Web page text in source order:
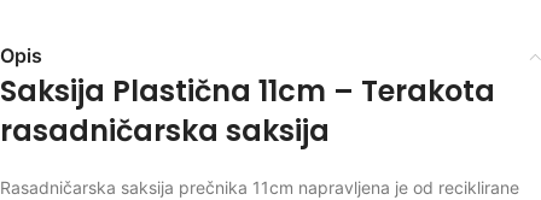
Opis
Saksija Plastična 11cm – Terakota
rasadničarska saksija
Rasadničarska saksija prečnika 11cm napravljena je od reciklirane